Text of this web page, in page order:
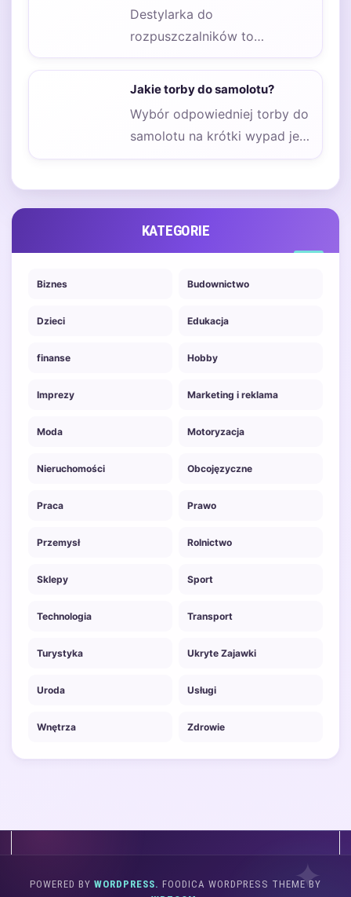
Destylarka do
rozpuszczalników to
urządzenie, które służy do
separacji cieczy na podstawie
Jakie torby do samolotu?
Wybór odpowiedniej torby do
samolotu na krótki wypad jest
kluczowy, aby zapewnić sobie
KATEGORIE
Biznes Budownictwo
Dzieci Edukacja
finanse Hobby
Imprezy Marketing i reklama
Moda Motoryzacja
Nieruchomości Obcojęzyczne
Praca Prawo
Przemysł Rolnictwo
Sklepy Sport
Technologia Transport
Turystyka Ukryte Zajawki
Uroda Usługi
Wnętrza Zdrowie
POWERED BY WORDPRESS. FOODICA WORDPRESS THEME BY